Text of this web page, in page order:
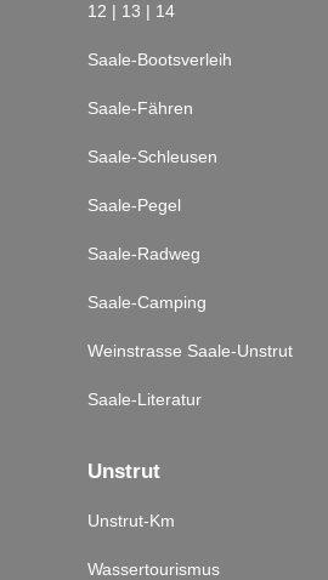
12 | 13 | 14
Saale-Bootsverleih
Saale-Fähren
Saale-Schleusen
Saale-Pegel
Saale-Radweg
Saale-Camping
Weinstrasse Saale-Unstrut
Saale-Literatur
Unstrut
Unstrut-Km
Wassertourismus